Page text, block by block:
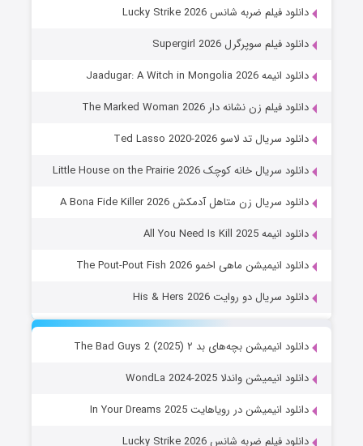
دانلود فیلم ضربه شانس Lucky Strike 2026
دانلود فیلم سوپرگرل Supergirl 2026
دانلود انیمه Jaadugar: A Witch in Mongolia 2026
دانلود فیلم زن نشانه دار The Marked Woman 2026
دانلود سریال تد لاسو Ted Lasso 2020-2026
دانلود سریال خانه کوچک Little House on the Prairie 2026
دانلود سریال زن متاهل آدمکش A Bona Fide Killer 2026
دانلود انیمه All You Need Is Kill 2025
دانلود انیمیشن ماهی اخمو The Pout-Pout Fish 2026
دانلود سریال دو روایت His & Hers 2026
دانلود انیمیشن بچه‌های بد ۲ The Bad Guys 2 (2025)
دانلود انیمیشن واندلا WondLa 2024-2025
دانلود انیمیشن در رویاهایت In Your Dreams 2025
دانلود فیلم ضربه شانس Lucky Strike 2026